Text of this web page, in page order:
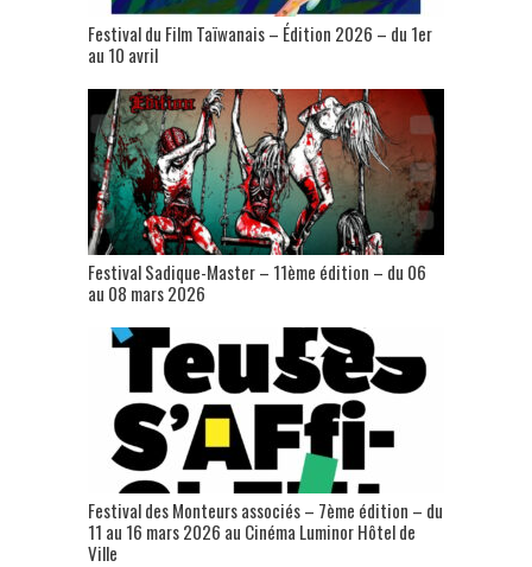
Festival du Film Taïwanais – Édition 2026 – du 1er
au 10 avril
Festival Sadique-Master – 11ème édition – du 06
au 08 mars 2026
Festival des Monteurs associés – 7ème édition – du
11 au 16 mars 2026 au Cinéma Luminor Hôtel de
Ville